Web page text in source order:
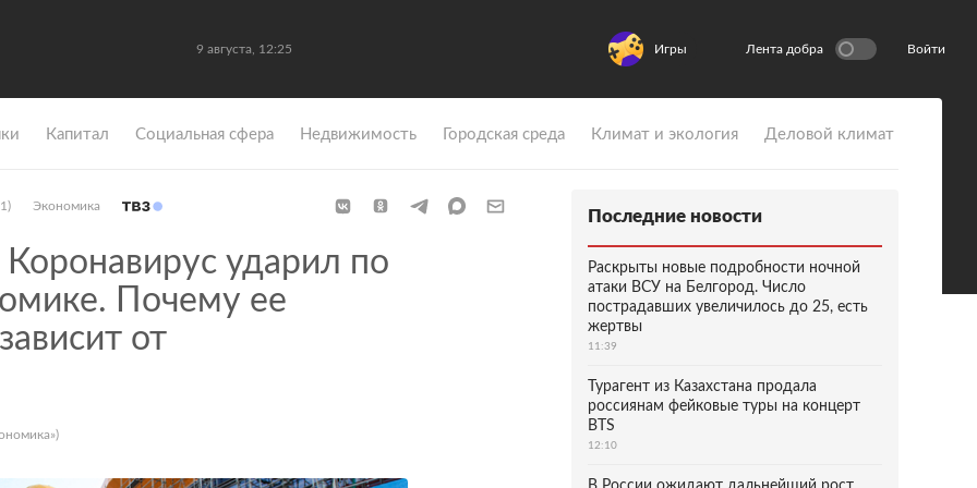
9 августа, 12:25 Игры Лента добра Войти
Капитал Социальная сфера Недвижимость Городская среда Климат и экология Деловой климат
Экономика
Коронавирус ударил по
Почему ее
от
Последние новости
Раскрыты новые подробности ночной
атаки ВСУ на Белгород. Число
пострадавших увеличилось до 25, есть
жертвы
11:39
Турагент из Казахстана продала
россиянам фейковые туры на концерт
BTS
12:10